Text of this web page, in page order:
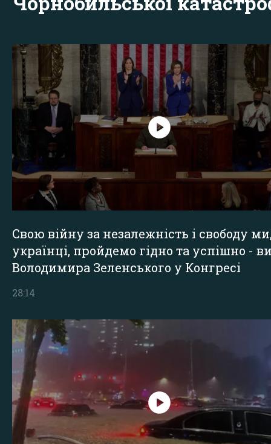
Свою війну за незалежність і свободу
українці, пройдемо гідно та успішно -
Володимира Зеленського у Конгресі
28:14